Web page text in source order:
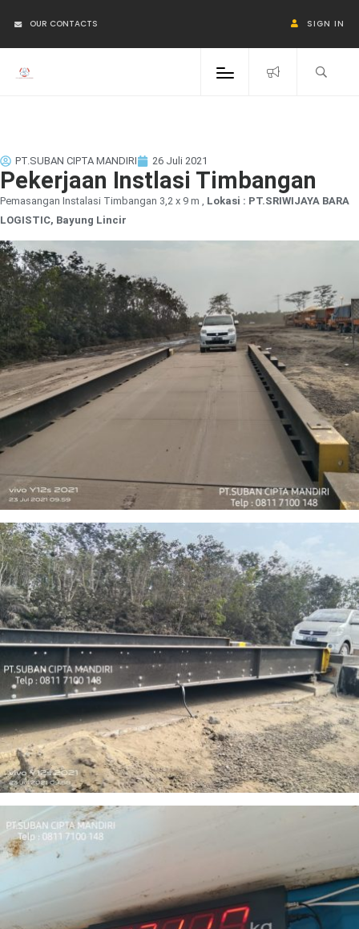
OUR CONTACTS SIGN IN
PT.SUBAN CIPTA MANDIRI 26 Juli 2021
Pekerjaan Instlasi Timbangan
Pemasangan Instalasi Timbangan 3,2 x 9 m , Lokasi : PT.SRIWIJAYA BARA
LOGISTIC, Bayung Lincir